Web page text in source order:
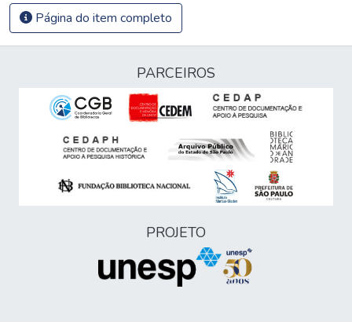
Página do item completo
PARCEIROS
PROJETO